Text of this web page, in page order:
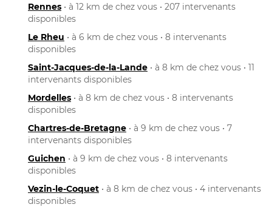
Rennes • à 12 km de chez vous • 207 intervenants
disponibles
Le Rheu • à 6 km de chez vous • 8 intervenants
disponibles
Saint-Jacques-de-la-Lande • à 8 km de chez vous • 11
intervenants disponibles
Mordelles • à 8 km de chez vous • 8 intervenants
disponibles
Chartres-de-Bretagne • à 9 km de chez vous • 7
intervenants disponibles
Guichen • à 9 km de chez vous • 8 intervenants
disponibles
Vezin-le-Coquet • à 8 km de chez vous • 4 intervenants
disponibles